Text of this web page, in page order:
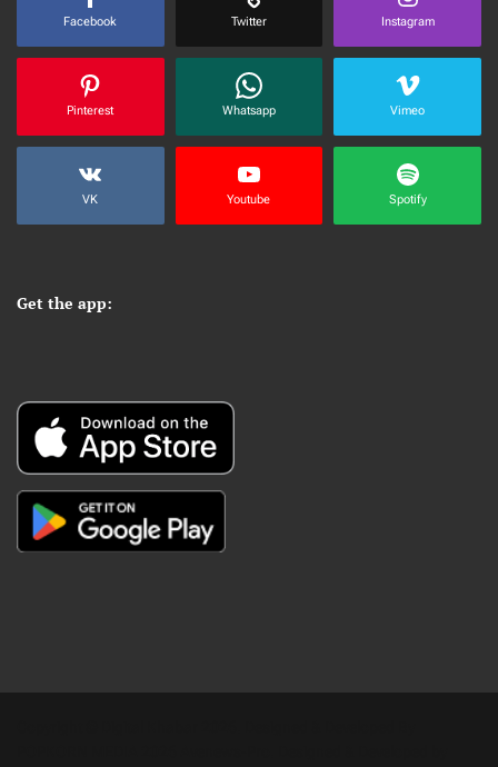
Facebook Twitter Instagram
Pinterest Whatsapp Vimeo
VK Youtube Spotify
Get the app: